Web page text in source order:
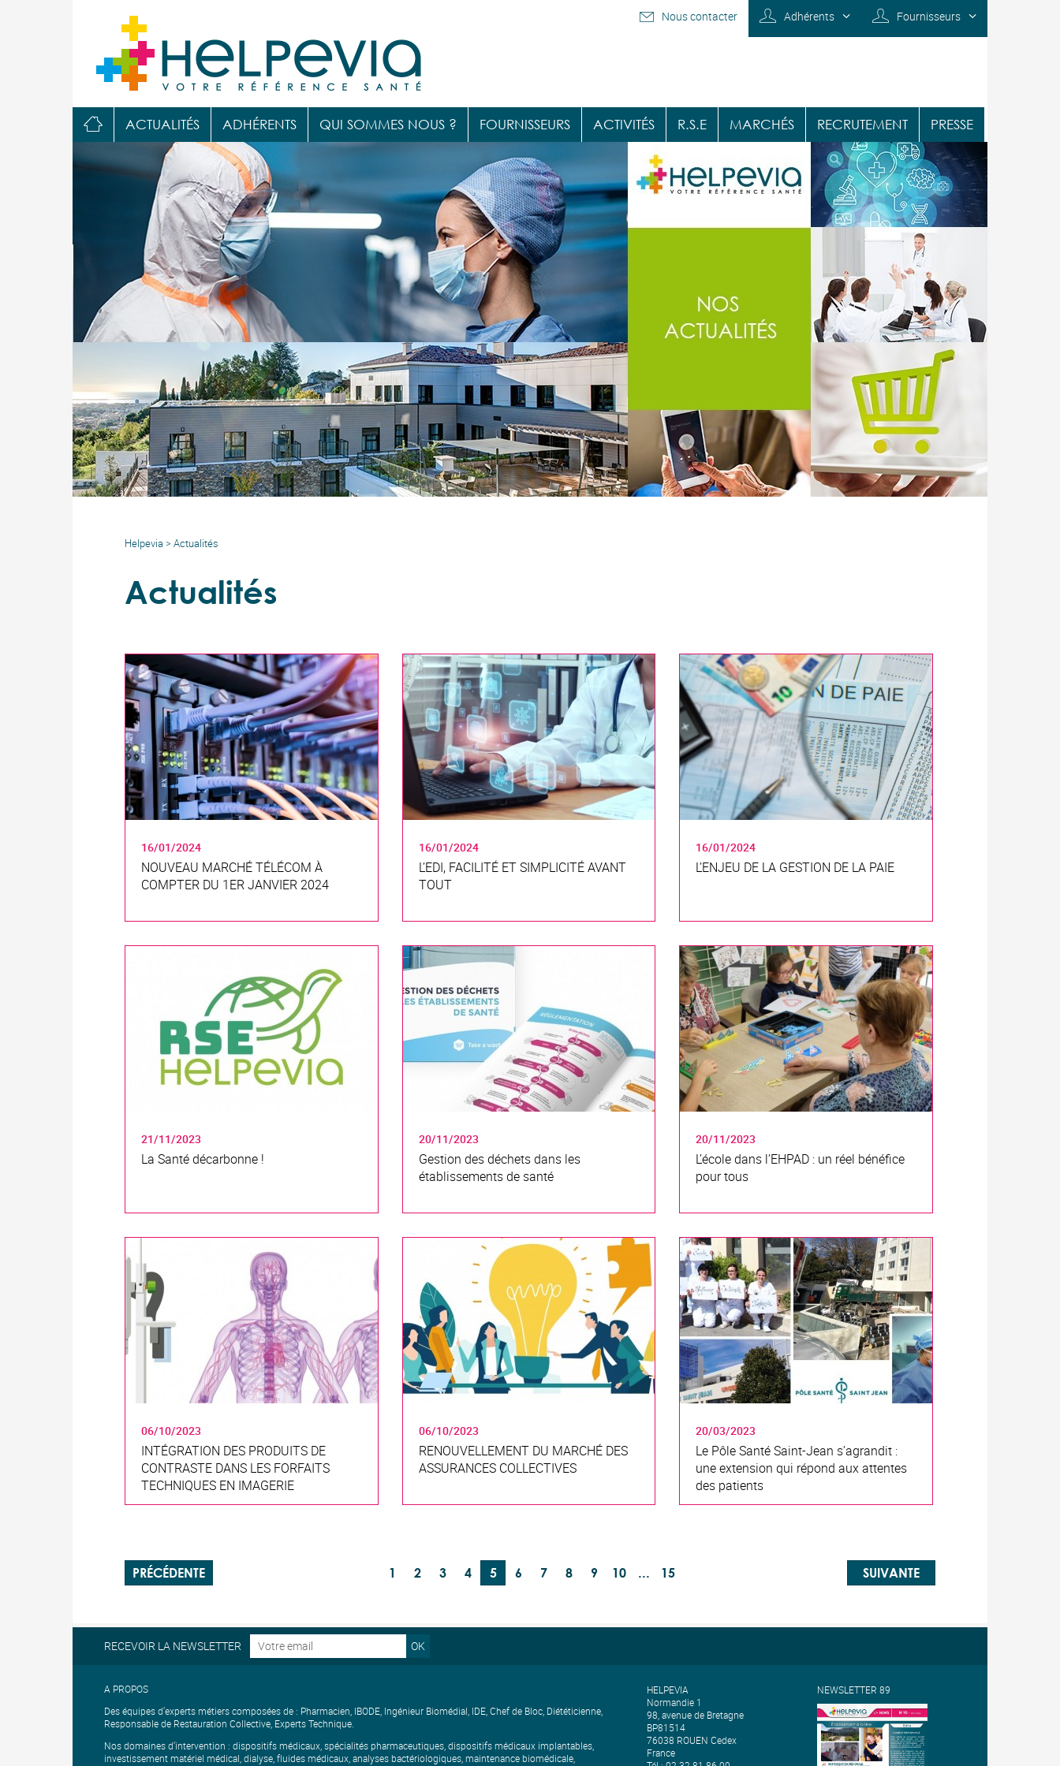
Nous contacter Adhérents Fournisseurs
 ACTUALITÉS ADHÉRENTS QUI SOMMES NOUS ? FOURNISSEURS ACTIVITÉS R.S.E MARCHÉS RECRUTEMENT PRESSE
Helpevia >Actualités
Actualités
16/01/2024
NOUVEAU MARCHÉ TÉLÉCOM À
COMPTER DU 1ER JANVIER 2024
16/01/2024
L’EDI, FACILITÉ ET SIMPLICITÉ AVANT
TOUT
16/01/2024
L’ENJEU DE LA GESTION DE LA PAIE
21/11/2023
La Santé décarbonne !
20/11/2023
Gestion des déchets dans les
établissements de santé
20/11/2023
L’école dans l’EHPAD : un réel bénéfice
pour tous
06/10/2023
INTÉGRATION DES PRODUITS DE
CONTRASTE DANS LES FORFAITS
TECHNIQUES EN IMAGERIE
06/10/2023
RENOUVELLEMENT DU MARCHÉ DES
ASSURANCES COLLECTIVES
20/03/2023
Le Pôle Santé Saint-Jean s’agrandit :
une extension qui répond aux attentes
des patients
PRÉCÉDENTE 1 2 3 4 5 6 7 8 9 10 ... 15 SUIVANTE
RECEVOIR LA NEWSLETTER OK
A PROPOS
Des équipes d’experts métiers composées de : Pharmacien, IBODE, Ingénieur Biomédial, IDE, Chef de Bloc, Diététicienne,
Responsable de Restauration Collective, Experts Technique.
Nos domaines d’intervention : dispositifs médicaux, spécialités pharmaceutiques, dispositifs médicaux implantables,
investissement matériel médical, dialyse, fluides médicaux, analyses bactériologiques, maintenance biomédicale,
HELPEVIA
Normandie 1
98, avenue de Bretagne
BP81514
76038 ROUEN Cedex
France
NEWSLETTER 89